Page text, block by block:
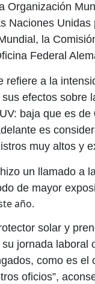
Organización
Naciones
la
Federal
refiere a la
efectos sobre
baja que es
es
muy altos y
un llamado a
de mayor
año.
solar y
jornada laboral
como es
oficios”,